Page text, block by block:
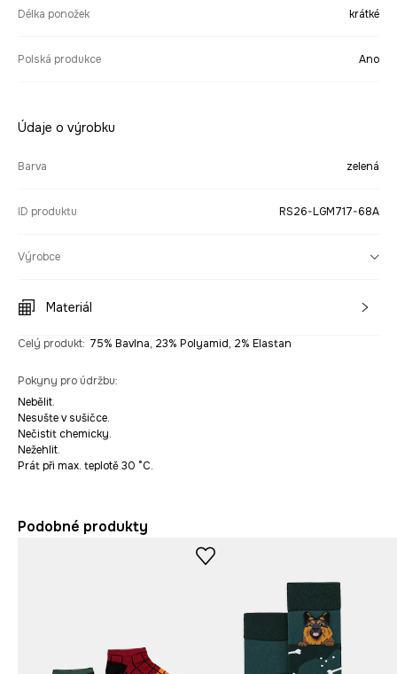
Délka ponožek krátké
Polská produkce Ano
Údaje o výrobku
Barva zelená
ID produktu RS26-LGM717-68A
Výrobce
Materiál
Celý produkt: 75% Bavlna, 23% Polyamid, 2% Elastan
Pokyny pro údržbu:
Nebělit.
Nesušte v sušičce.
Nečistit chemicky.
Nežehlit.
Prát při max. teplotě 30 °C.
Podobné produkty